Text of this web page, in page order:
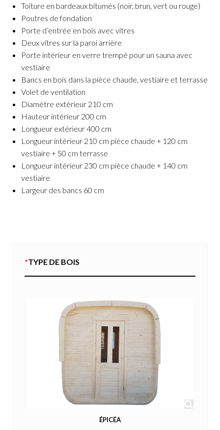
Toiture en bardeaux bitumés (noir, brun, vert ou rouge)
Poutres de fondation
Porte d’entrée en bois avec vitres
Deux vitres sur la paroi arrière
Porte intérieur en verre trempé pour un sauna avec
vestiaire
Bancs en bois dans la pièce chaude, vestiaire et terrasse
Volet de ventilation
Diamètre extérieur 210 cm
Hauteur intérieur 200 cm
Longueur extérieur 400 cm
Longueur intérieur 210 cm pièce chaude + 120 cm
vestiaire + 50 cm terrasse
Longueur intérieur 230 cm pièce chaude + 140 cm
vestiaire
Largeur des bancs 60 cm
*TYPE DE BOIS
ÉPICÉA